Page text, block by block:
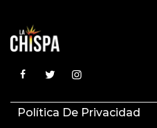
Política De Privacidad